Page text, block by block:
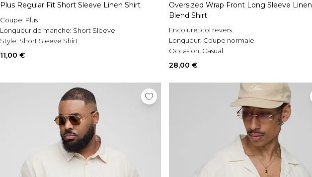
Plus Regular Fit Short Sleeve Linen Shirt
Coupe: Plus
Longueur de manche: Short Sleeve
Style: Short Sleeve Shirt
11,00 €
Oversized Wrap Front Long Sleeve Linen
Blend Shirt
Encolure: col revers
Longueur: Coupe normale
Occasion: Casual
28,00 €